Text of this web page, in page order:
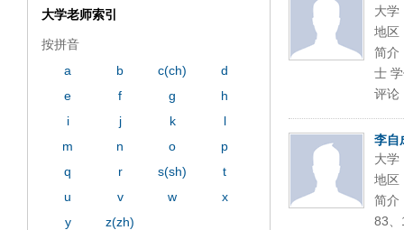
大学
地区
简介
士
评论
李自
大学
地区
简介
83、
大学老师索引
按拼音
a
b c(ch)
d
e
f g
h
i
j k
l
m
n o
p
q
r s(sh)
t
u
v w
x
y
z(zh)